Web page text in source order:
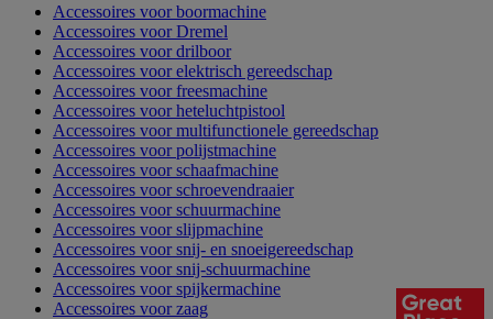
Accessoires voor boormachine
Accessoires voor Dremel
Accessoires voor drilboor
Accessoires voor elektrisch gereedschap
Accessoires voor freesmachine
Accessoires voor heteluchtpistool
Accessoires voor multifunctionele gereedschap
Accessoires voor polijstmachine
Accessoires voor schaafmachine
Accessoires voor schroevendraaier
Accessoires voor schuurmachine
Accessoires voor slijpmachine
Accessoires voor snij- en snoeigereedschap
Accessoires voor snij-schuurmachine
Accessoires voor spijkermachine
Accessoires voor zaag